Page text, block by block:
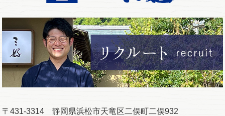
〒431-3314 静岡県浜松市天竜区二俣町二俣932